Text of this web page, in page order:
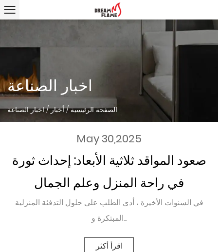
اخبار الصناعة
الصفحة الرئيسية/أخبار/اخبار الصناعة
May 30,2025
صعود المواقد ثلاثية الأبعاد: إحداث ثورة
في راحة المنزل وعلم الجمال
في السنوات الأخيرة ، أدى الطلب على حلول التدفئة المنزلية
المبتكرة و...
اقرأ أكثر